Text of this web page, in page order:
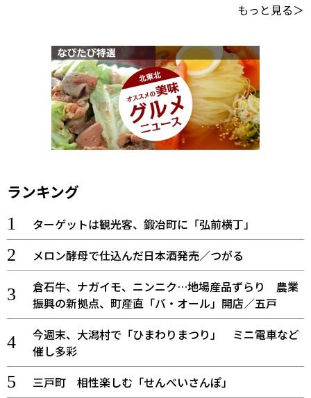
もっと見る＞
ランキング
ターゲットは観光客、鍛冶町に「弘前横丁」
メロン酵母で仕込んだ日本酒発売／つがる
倉石牛、ナガイモ、ニンニク…地場産品ずらり 農業
振興の新拠点、町産直「バ・オール」開店／五戸
今週末、大潟村で「ひまわりまつり」 ミニ電車など
催し多彩
三戸町 相性楽しむ「せんべいさんぽ」